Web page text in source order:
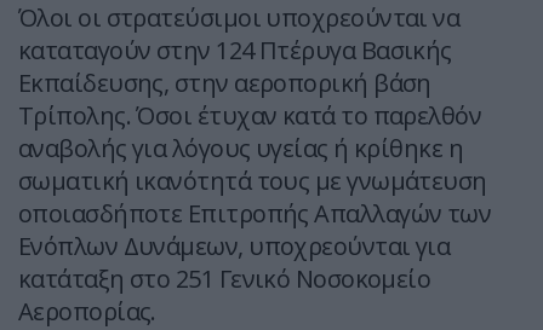
Όλοι οι στρατεύσιμοι υποχρεούνται να
καταταγούν στην 124 Πτέρυγα Βασικής
Εκπαίδευσης, στην αεροπορική βάση
Τρίπολης. Όσοι έτυχαν κατά το παρελθόν
αναβολής για λόγους υγείας ή κρίθηκε η
σωματική ικανότητά τους με γνωμάτευση
οποιασδήποτε Επιτροπής Απαλλαγών των
Ενόπλων Δυνάμεων, υποχρεούνται για
κατάταξη στο 251 Γενικό Νοσοκομείο
Αεροπορίας.